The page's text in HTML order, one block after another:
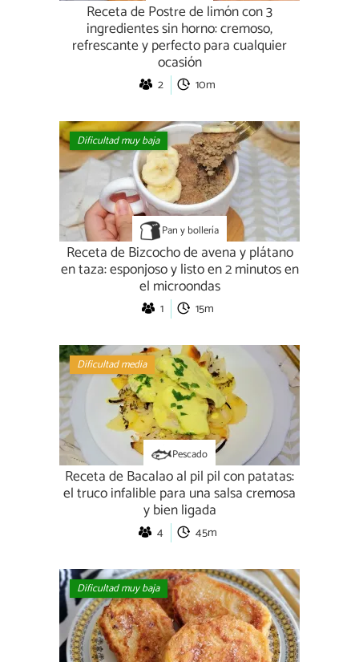
Receta de Postre de limón con 3
ingredientes sin horno: cremoso,
refrescante y perfecto para cualquier
ocasión
2 10m
Dificultad muy baja
Pan y bollería
Receta de Bizcocho de avena y plátano
en taza: esponjoso y listo en 2 minutos en
el microondas
1 15m
Dificultad media
Pescado
Receta de Bacalao al pil pil con patatas:
el truco infalible para una salsa cremosa
y bien ligada
4 45m
Dificultad muy baja